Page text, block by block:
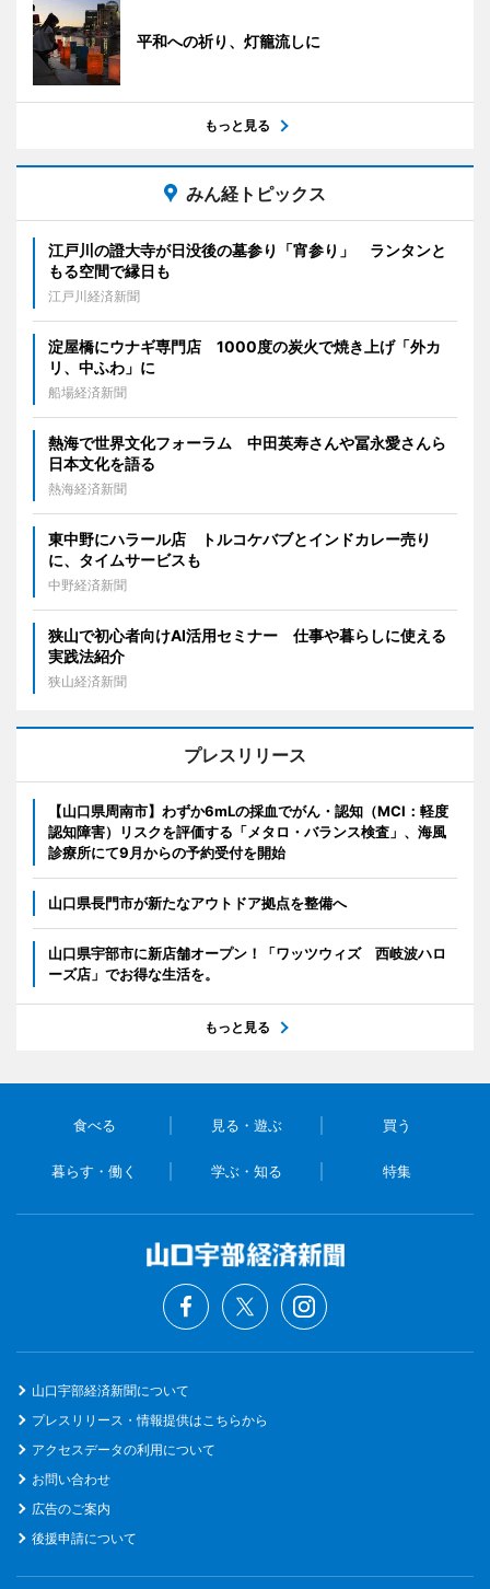
平和への祈り、灯籠流しに
もっと見る
みん経トピックス
江戸川の證大寺が日没後の墓参り「宵参り」 ランタンと
もる空間で縁日も
江戸川経済新聞
淀屋橋にウナギ専門店 1000度の炭火で焼き上げ「外カ
リ、中ふわ」に
船場経済新聞
熱海で世界文化フォーラム 中田英寿さんや冨永愛さんら
日本文化を語る
熱海経済新聞
東中野にハラール店 トルコケバブとインドカレー売り
に、タイムサービスも
中野経済新聞
狭山で初心者向けAI活用セミナー 仕事や暮らしに使える
実践法紹介
狭山経済新聞
プレスリリース
【山口県周南市】わずか6mLの採血でがん・認知（MCI：軽度
認知障害）リスクを評価する「メタロ・バランス検査」、海風
診療所にて9月からの予約受付を開始
山口県長門市が新たなアウトドア拠点を整備へ
山口県宇部市に新店舗オープン！「ワッツウィズ 西岐波ハロ
ーズ店」でお得な生活を。
もっと見る
食べる 見る・遊ぶ 買う
暮らす・働く 学ぶ・知る 特集
山口宇部経済新聞について
プレスリリース・情報提供はこちらから
アクセスデータの利用について
お問い合わせ
広告のご案内
後援申請について